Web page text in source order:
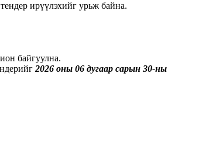
ирүүлэхийг урьж байна.
байгуулна.
2026 оны 06 дугаар сарын 30-ны